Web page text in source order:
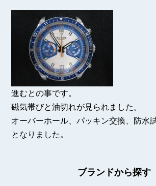
進むとの事です。
磁気帯びと油切れが見られました。
オーバーホール、パッキン交換、防水
となりました。
ブランドから探す